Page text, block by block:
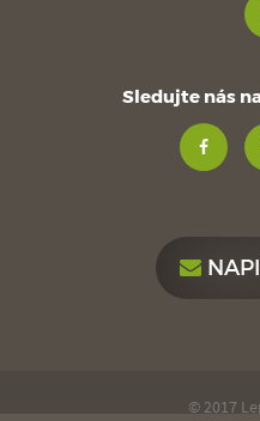
Sledujte nás
© 2017